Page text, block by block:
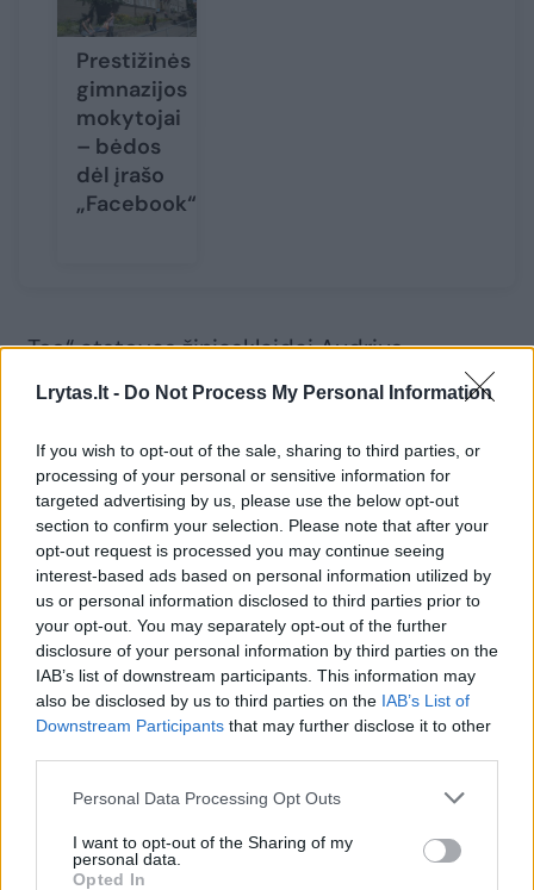
Lrytas.lt - Do Not Process My Personal Information
If you wish to opt-out of the sale, sharing to third parties, or
processing of your personal or sensitive information for
targeted advertising by us, please use the below opt-out
section to confirm your selection. Please note that after your
opt-out request is processed you may continue seeing
interest-based ads based on personal information utilized by
us or personal information disclosed to third parties prior to
your opt-out. You may separately opt-out of the further
disclosure of your personal information by third parties on the
IAB’s list of downstream participants. This information may
also be disclosed by us to third parties on the IAB’s List of
Downstream Participants that may further disclose it to other
Personal Data Processing Opt Outs
I want to opt-out of the Sharing of my
personal data.
Opted In
Prestižinės
gimnazijos
mokytojai
– bėdos
dėl įrašo
„Facebook“
„Teo“ atstovas žiniasklaidai Audrius
Stasiulaitis tvirtino, jog tiek tiek „Teo“, tiek
kanalus tiesiog vykdė LRTK nurodymus.
„Po šio LRTK sprendimo, šio „NTV Mir“ kanalo
tiekėjas BMA įpareigojo perkelti ir kitus per
„Teo“ išmaniąją televiziją retransliuojamus
BMA kanalus į atskirą mokamą TV kanalų
rinkinį už paties tiekėjo nustatytą Lietuvos
rinkai didelę rinkinio kainą. Mūsų patirtis
mažina savo auditoriją.